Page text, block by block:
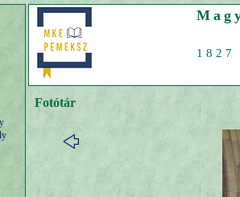
Fotótár